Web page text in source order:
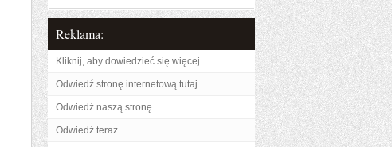
Reklama:
Kliknij, aby dowiedzieć się więcej
Odwiedź stronę internetową tutaj
Odwiedź naszą stronę
Odwiedź teraz